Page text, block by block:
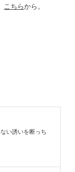
こちらから。
い誘いを断っち